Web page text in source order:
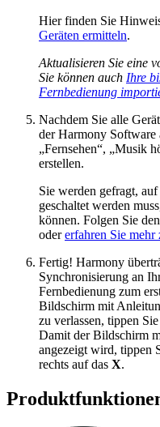
Hier finden Sie
Geräten ermitteln.
Aktualisieren Sie eine
Sie können auch Ihre
Fernbedienung
Nachdem Sie alle
der Harmony
„Fernsehen“, „Musik
erstellen.
Sie werden gefragt,
geschaltet werden
können. Folgen Sie
odererfahren Sie
Fertig! Harmony
Synchronisierung an
Fernbedienung zum
Bildschirm mit
zu verlassen, tippen
Damit der Bildschirm
angezeigt wird, tippen
rechts auf das X.